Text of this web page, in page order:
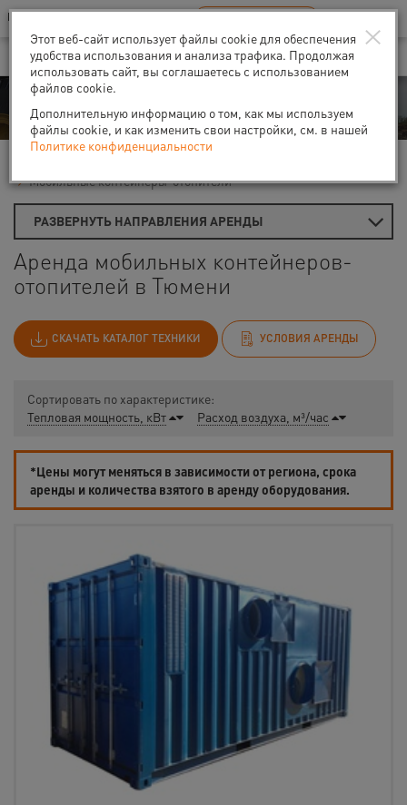
Ваш город:Тюмень
В Вашем регионе нет наших офисов RU EN
Аренда
Мобильные контейнеры-отопители
РАЗВЕРНУТЬ НАПРАВЛЕНИЯ АРЕНДЫ
Аренда мобильных контейнеров-
отопителей в Тюмени
СКАЧАТЬ КАТАЛОГ ТЕХНИКИ УСЛОВИЯ АРЕНДЫ
Сортировать по характеристике:
Тепловая мощность, кВт
Расход воздуха, м³/час
*Цены могут меняться в зависимости от региона, срока
аренды и количества взятого в аренду оборудования.
×
Этот веб-сайт использует файлы cookie для обеспечения
удобства использования и анализа трафика. Продолжая
использовать сайт, вы соглашаетесь с использованием
файлов cookie.
Дополнительную информацию о том, как мы используем
файлы cookie, и как изменить свои настройки, см. в нашей
Политике конфиденциальности